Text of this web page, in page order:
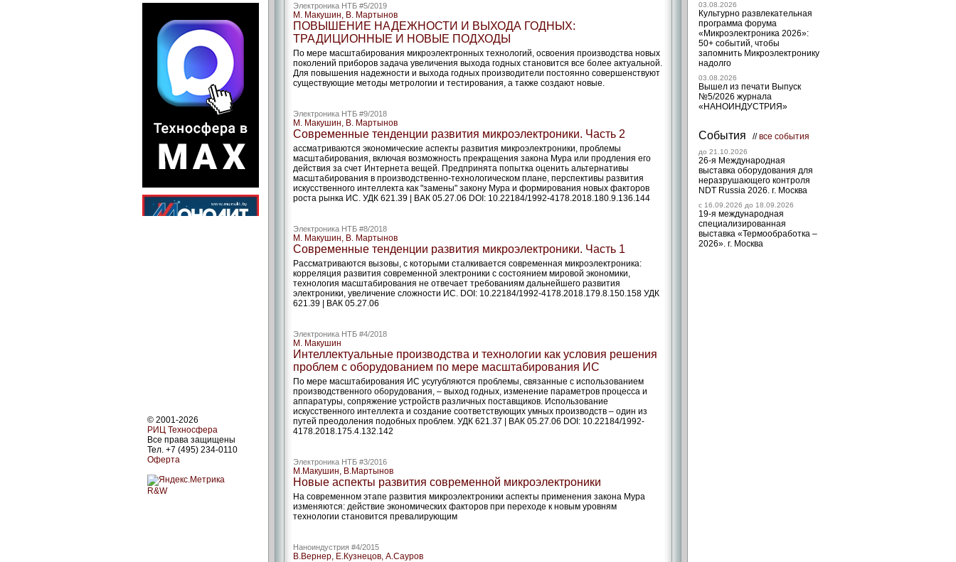
© 2001-2026
РИЦ Техносфера
Все права защищены
Тел. +7 (495) 234-0110
Оферта
R&W
03.08.2026
Культурно развлекательная
программа форума
«Микроэлектроника 2026»:
50+ событий, чтобы
запомнить Микроэлектронику
надолго
03.08.2026
Вышел из печати Выпуск
№5/2026 журнала
«НАНОИНДУСТРИЯ»
События //все события
до 21.10.2026
26-я Международная
выставка оборудования для
неразрушающего контроля
NDT Russia 2026. г. Москва
c 16.09.2026 до 18.09.2026
19-я международная
специализированная
выставка «Термообработка –
2026». г. Москва
Электроника НТБ #5/2019
М. Макушин, В. Мартынов
ПОВЫШЕНИЕ НАДЕЖНОСТИ И ВЫХОДА ГОДНЫХ:
ТРАДИЦИОННЫЕ И НОВЫЕ ПОДХОДЫ
По мере масштабирования микроэлектронных технологий, освоения производства новых
поколений приборов задача увеличения выхода годных становится все более актуальной.
Для повышения надежности и выхода годных производители постоянно совершенствуют
существующие методы метрологии и тестирования, а также создают новые.
Электроника НТБ #9/2018
М. Макушин, В. Мартынов
Современные тенденции развития микроэлектроники. Часть 2
ассматриваются экономические аспекты развития микроэлектроники, проблемы
масштабирования, включая возможность прекращения закона Мура или продления его
действия за счет Интернета вещей. Предпринята попытка оценить альтернативы
масштабирования в производственно-технологическом плане, перспективы развития
искусственного интеллекта как "замены" закону Мура и формирования новых факторов
роста рынка ИС. УДК 621.39 | ВАК 05.27.06 DOI: 10.22184/1992-4178.2018.180.9.136.144
Электроника НТБ #8/2018
М. Макушин, В. Мартынов
Современные тенденции развития микроэлектроники. Часть 1
Рассматриваются вызовы, с которыми сталкивается современная микроэлектроника:
корреляция развития современной электроники с состоянием мировой экономики,
технология масштабирования не отвечает требованиям дальнейшего развития
электроники, увеличение сложности ИС. DOI: 10.22184/1992-4178.2018.179.8.150.158 УДК
621.39 | ВАК 05.27.06
Электроника НТБ #4/2018
М. Макушин
Интеллектуальные производства и технологии как условия решения
проблем с оборудованием по мере масштабирования ИС
По мере масштабирования ИС усугубляются проблемы, связанные с использованием
производственного оборудования, – выход годных, изменение параметров процесса и
аппаратуры, сопряжение устройств различных поставщиков. Использование
искусственного интеллекта и создание соответствующих умных производств – один из
путей преодоления подобных проблем. УДК 621.37 | ВАК 05.27.06 DOI: 10.22184/1992-
4178.2018.175.4.132.142
Электроника НТБ #3/2016
М.Макушин, В.Мартынов
Новые аспекты развития современной микроэлектроники
На современном этапе развития микроэлектроники аспекты применения закона Мура
изменяются: действие экономических факторов при переходе к новым уровням
технологии становится превалирующим
Наноиндустрия #4/2015
В.Вернер, Е.Кузнецов, А.Сауров